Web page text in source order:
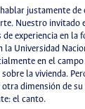
justamente
Nuestro invitado
de experiencia en la
la Universidad
en el
la vivienda.
otra dimensión de
el canto.